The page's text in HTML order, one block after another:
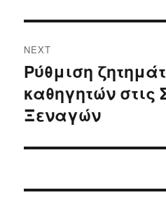
NEXT
Next
post:
Ρύθμιση
καθηγητών στις
Ξεναγών